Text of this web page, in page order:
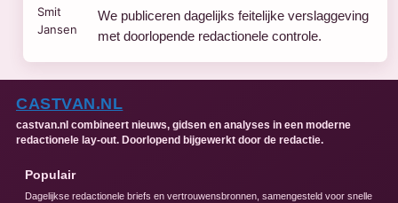
We publiceren dagelijks feitelijke verslaggeving
met doorlopende redactionele controle.
CASTVAN.NL
castvan.nl combineert nieuws, gidsen en analyses in een moderne
redactionele lay-out. Doorlopend bijgewerkt door de redactie.
Populair
Dagelijkse redactionele briefs en vertrouwensbronnen, samengesteld voor snelle